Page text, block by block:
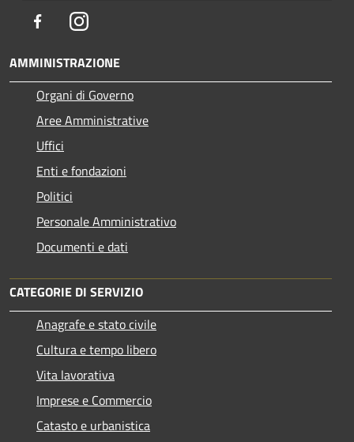
FacebookInstagram
AMMINISTRAZIONE
Organi di Governo
Aree Amministrative
Uffici
Enti e fondazioni
Politici
Personale Amministrativo
Documenti e dati
CATEGORIE DI SERVIZIO
Anagrafe e stato civile
Cultura e tempo libero
Vita lavorativa
Imprese e Commercio
Catasto e urbanistica